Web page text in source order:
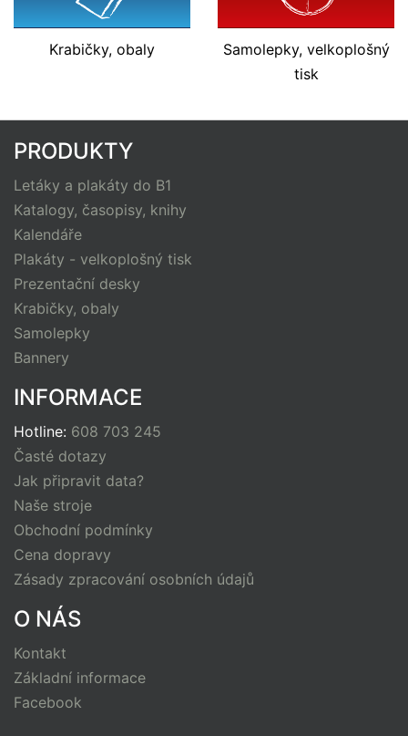
Krabičky, obaly
Samolepky, velkoplošný
tisk
PRODUKTY
Letáky a plakáty do B1
Katalogy, časopisy, knihy
Kalendáře
Plakáty - velkoplošný tisk
Prezentační desky
Krabičky, obaly
Samolepky
Bannery
INFORMACE
Hotline: 608 703 245
Časté dotazy
Jak připravit data?
Naše stroje
Obchodní podmínky
Cena dopravy
Zásady zpracování osobních údajů
O NÁS
Kontakt
Základní informace
Facebook